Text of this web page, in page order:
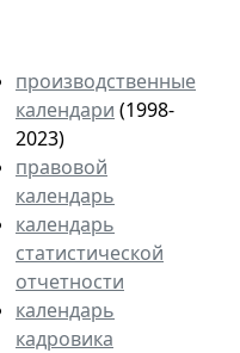
производственные
календари (1998-
2023)
правовой
календарь
календарь
статистической
отчетности
календарь
кадровика